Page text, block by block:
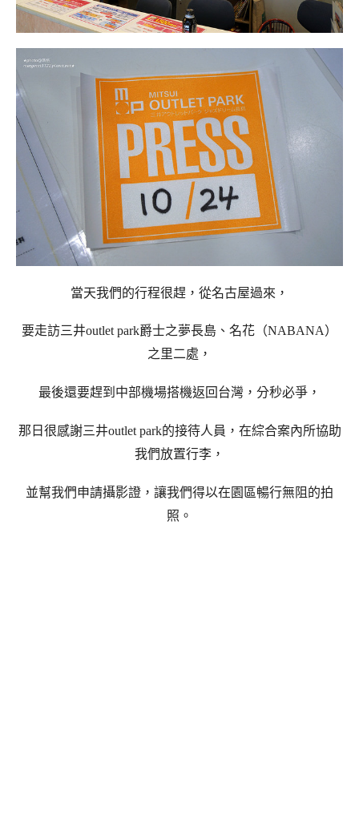
當天我們的行程很趕，從名古屋過來，
要走訪三井outlet park爵士之夢長島、名花（NABANA）
之里二處，
最後還要趕到中部機場搭機返回台灣，分秒必爭，
那日很感謝三井outlet park的接待人員，在綜合案內所協助
我們放置行李，
並幫我們申請攝影證，讓我們得以在園區暢行無阻的拍
照。